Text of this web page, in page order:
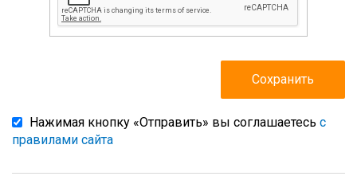
Нажимая кнопку «Отправить» вы соглашаетесь с
правилами сайта